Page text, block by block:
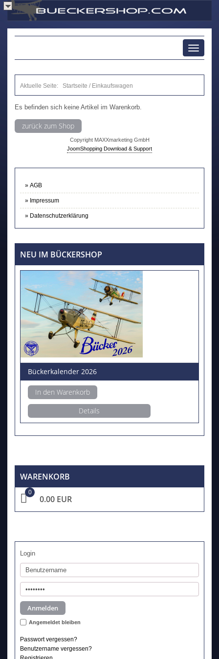
Toggle
Aktuelle Seite: Startseite / Einkaufswagen
AGB
Impressum
Datenschutzerklärung
NEU IM BÜCKERSHOP
Bückerkalender 2026
In den Warenkorb
Details
Es befinden sich keine Artikel im Warenkorb.
zurück zum Shop
Copyright MAXXmarketing GmbH
JoomShopping Download & Support
WARENKORB
0
0.00 EUR
Login
Angemeldet bleiben
Passwort vergessen?
Benutzername vergessen?